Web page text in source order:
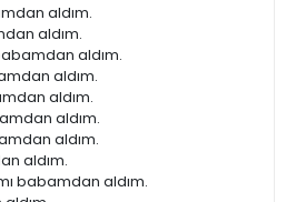
aldım.
aldım.
aldım.
aldım.
aldım.
aldım.
aldım.
aldım.
babamdan aldım.